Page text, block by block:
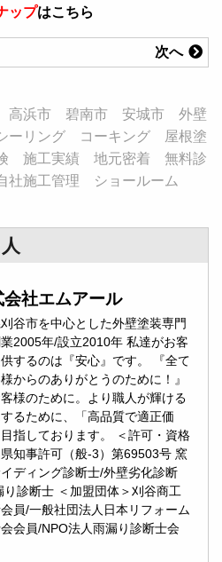
ップはこちら
次へ
浜市 碧南市 安城市 外壁
ーリング コーキング 屋根塗
施工実績 地元密着 無料診
施工管理 ショールーム
会社エムアール
谷市を中心とした外壁塗装専門
2005年/設立2010年 私達がお客
するのは『安心』です。 『全て
からのありがとうのために！』
様のために。より職人が輝ける
るために、「高品質で適正価
指しております。 ＜許可・資格
県知事許可（般-3）第69503号 窯
ディング診断士/外壁劣化診断
り診断士 ＜加盟団体＞刈谷商工
員/一般社団法人日本リフォーム
会員/NPO法人雨漏り診断士会